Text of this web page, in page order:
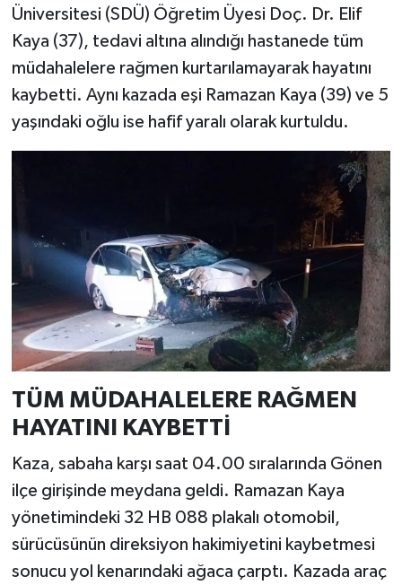
Üniversitesi (SDÜ) Öğretim Üyesi Doç. Dr. Elif
Kaya (37), tedavi altına alındığı hastanede tüm
müdahalelere rağmen kurtarılamayarak hayatını
kaybetti. Aynı kazada eşi Ramazan Kaya (39) ve 5
yaşındaki oğlu ise hafif yaralı olarak kurtuldu.
TÜM MÜDAHALELERE RAĞMEN
HAYATINI KAYBETTİ
Kaza, sabaha karşı saat 04.00 sıralarında Gönen
ilçe girişinde meydana geldi. Ramazan Kaya
yönetimindeki 32 HB 088 plakalı otomobil,
sürücüsünün direksiyon hakimiyetini kaybetmesi
sonucu yol kenarındaki ağaca çarptı. Kazada araç